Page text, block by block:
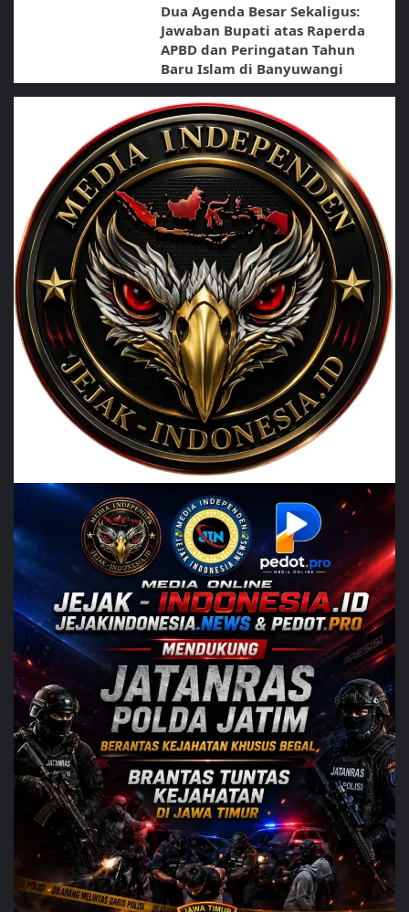
Dua Agenda Besar Sekaligus:
Jawaban Bupati atas Raperda
APBD dan Peringatan Tahun
Baru Islam di Banyuwangi